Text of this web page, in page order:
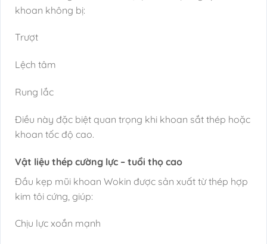
khoan không bị:
Trượt
Lệch tâm
Rung lắc
Điều này đặc biệt quan trọng khi khoan sắt thép hoặc
khoan tốc độ cao.
Vật liệu thép cường lực – tuổi thọ cao
Đầu kẹp mũi khoan Wokin được sản xuất từ thép hợp
kim tôi cứng, giúp:
Chịu lực xoắn mạnh